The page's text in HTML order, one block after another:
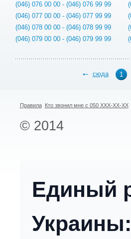
(046) 076 00 00 - (046) 076 99 99
(046) 077 00 00 - (046) 077 99 99
(046) 078 00 00 - (046) 078 99 99
(046) 079 00 00 - (046) 079 99 99
сюда 1
Правила Кто звонил мне с 050 XXX-XX-XX
© 2014
Единый